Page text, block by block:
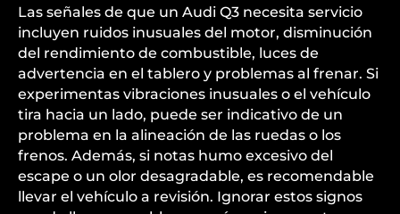
Las señales de que un Audi Q3 necesita servicio
incluyen ruidos inusuales del motor, disminución
del rendimiento de combustible, luces de
advertencia en el tablero y problemas al frenar. Si
experimentas vibraciones inusuales o el vehículo
tira hacia un lado, puede ser indicativo de un
problema en la alineación de las ruedas o los
frenos. Además, si notas humo excesivo del
escape o un olor desagradable, es recomendable
llevar el vehículo a revisión. Ignorar estos signos